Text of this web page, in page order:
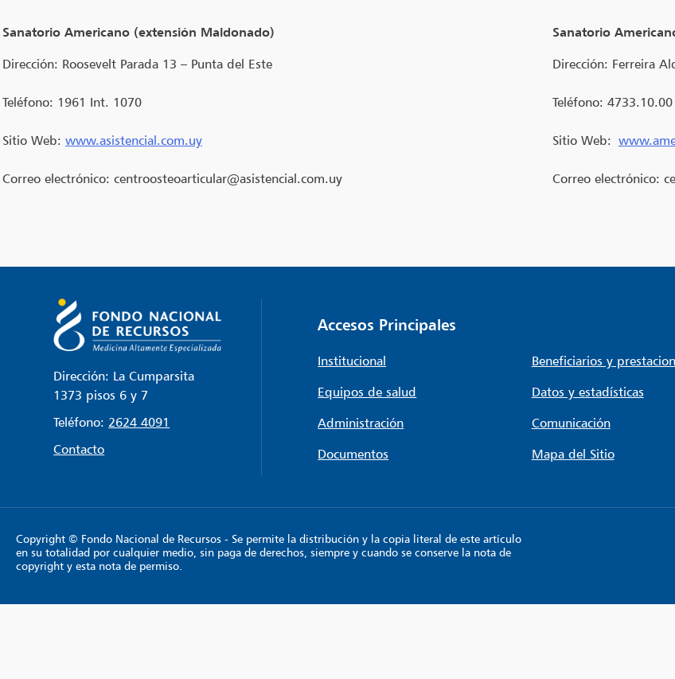
Sanatorio Americano (extensión Maldonado)
Dirección: Roosevelt Parada 13 – Punta del Este
Teléfono: 1961 Int. 1070
Sitio Web: www.asistencial.com.uy
Correo electrónico: centroosteoarticular@asistencial.com.uy
Sanatorio
Dirección: Ferreira
Teléfono:
Sitio Web:
Correo electrónico:
de
entradas
Dirección: La Cumparsita
1373 pisos 6 y 7
Teléfono: 2624 4091
Contacto
Accesos Principales
Institucional
Beneficiarios y
Equipos de salud
Datos y estadísticas
Administración
Comunicación
Documentos
Mapa del Sitio
Copyright © Fondo Nacional de Recursos - Se permite la distribución y la copia literal de este artículo
en su totalidad por cualquier medio, sin paga de derechos, siempre y cuando se conserve la nota de
copyright y esta nota de permiso.